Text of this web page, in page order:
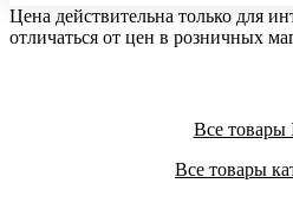
Цена действительна только для
отличаться от цен в розничных
Все товары
Все товары